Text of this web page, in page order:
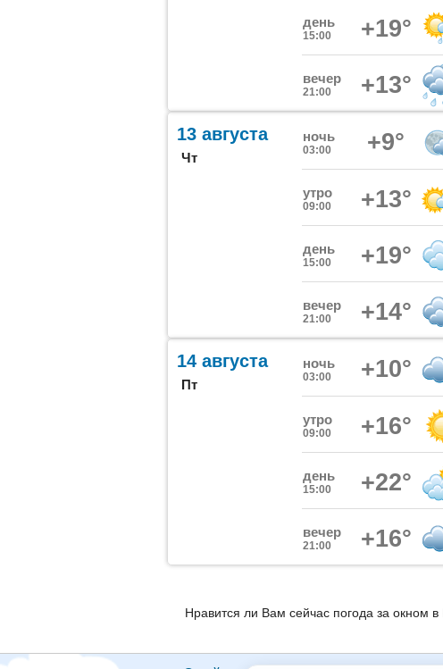
день
15:00 +19°
вечер
21:00 +13°
13 августа
Чт
ночь
03:00 +9°
утро
09:00 +13°
день
15:00 +19°
вечер
21:00 +14°
14 августа
Пт
ночь
03:00 +10°
утро
09:00 +16°
день
15:00 +22°
вечер
21:00 +16°
Нравится ли Вам сейчас погода за окном